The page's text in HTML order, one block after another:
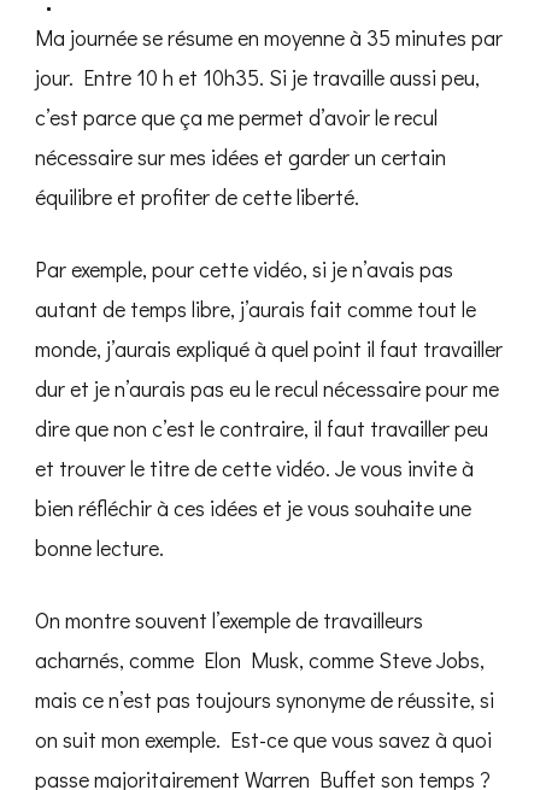
TRAVAILLER
PLUS
35
MINUTES
JOUR
Ma journée se résume en moyenne à 35 minutes par
jour. Entre 10 h et 10h35. Si je travaille aussi peu,
c’est parce que ça me permet d’avoir le recul
nécessaire sur mes idées et garder un certain
équilibre et profiter de cette liberté.
Par exemple, pour cette vidéo, si je n’avais pas
autant de temps libre, j’aurais fait comme tout le
monde, j’aurais expliqué à quel point il faut travailler
dur et je n’aurais pas eu le recul nécessaire pour me
dire que non c’est le contraire, il faut travailler peu
et trouver le titre de cette vidéo. Je vous invite à
bien réfléchir à ces idées et je vous souhaite une
bonne lecture.
On montre souvent l’exemple de travailleurs
acharnés, comme Elon Musk, comme Steve Jobs,
mais ce n’est pas toujours synonyme de réussite, si
on suit mon exemple. Est-ce que vous savez à quoi
passe majoritairement Warren Buffet son temps ?